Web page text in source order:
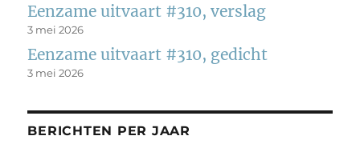
Eenzame uitvaart #310, verslag
3 mei 2026
Eenzame uitvaart #310, gedicht
3 mei 2026
BERICHTEN PER JAAR